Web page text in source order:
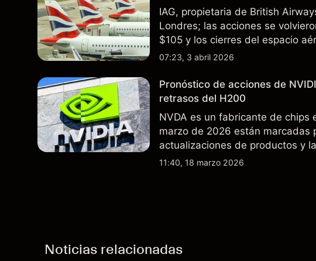
IAG, propietaria de British
Londres; las acciones se
$105 y los cierres del espacio
rutas. El rendimiento pasado no
07:23, 3 abril 2026
Pronóstico de acciones de
retrasos del H200
NVDA es un fabricante de chips
marzo de 2026 están marcadas
actualizaciones de productos y
exportaciones del H200 a
11:40, 18 marzo 2026
Noticias relacionadas